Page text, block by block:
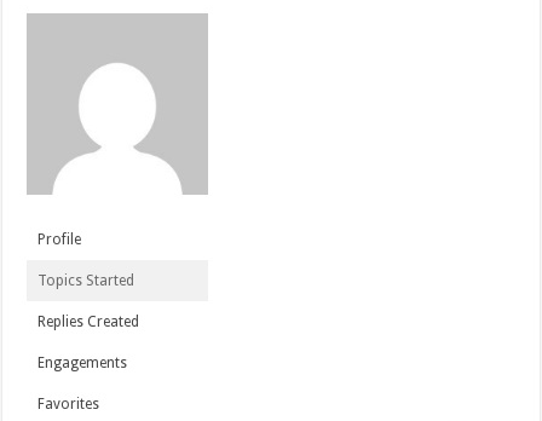
Profile
Topics Started
Replies Created
Engagements
Favorites